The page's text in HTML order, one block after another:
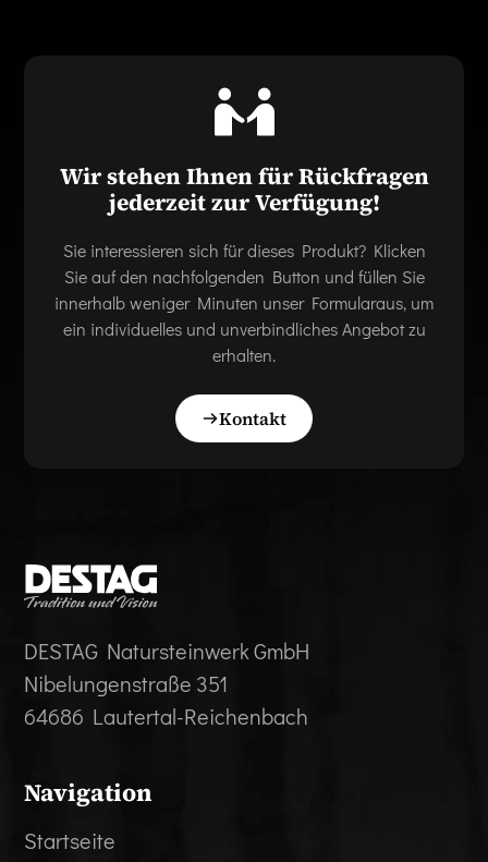
Wir stehen Ihnen für Rückfragen
jederzeit zur Verfügung!
Sie interessieren sich für dieses Produkt? Klicken
Sie auf den nachfolgenden Button und füllen Sie
innerhalb weniger Minuten unser Formularaus, um
ein individuelles und unverbindliches Angebot zu
erhalten.
Kontakt
DESTAG Natursteinwerk GmbH
Nibelungenstraße 351
64686 Lautertal-Reichenbach
Navigation
Startseite